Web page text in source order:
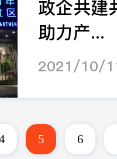
政企共建
助力产...
2021/10/
5 6